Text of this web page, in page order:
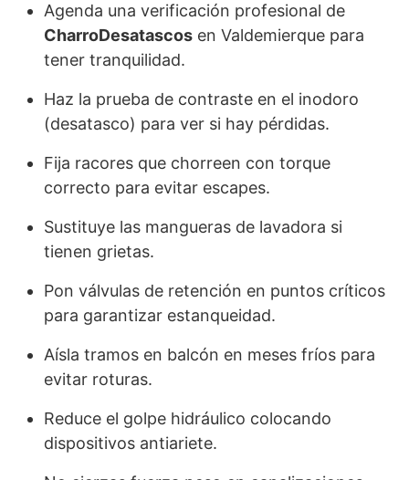
Agenda una verificación profesional de
CharroDesatascos en Valdemierque para
tener tranquilidad.
Haz la prueba de contraste en el inodoro
(desatasco) para ver si hay pérdidas.
Fija racores que chorreen con torque
correcto para evitar escapes.
Sustituye las mangueras de lavadora si
tienen grietas.
Pon válvulas de retención en puntos críticos
para garantizar estanqueidad.
Aísla tramos en balcón en meses fríos para
evitar roturas.
Reduce el golpe hidráulico colocando
dispositivos antiariete.